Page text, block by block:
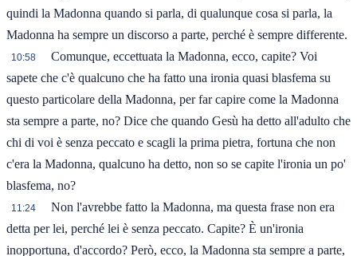
quindi la Madonna quando si parla, di qualunque cosa si parla, la
Madonna ha sempre un discorso a parte, perché è sempre differente.
10:58
Comunque, eccettuata la Madonna, ecco, capite? Voi
sapete che c'è qualcuno che ha fatto una ironia quasi blasfema su
questo particolare della Madonna, per far capire come la Madonna
sta sempre a parte, no? Dice che quando Gesù ha detto all'adulto che
chi di voi è senza peccato e scagli la prima pietra, fortuna che non
c'era la Madonna, qualcuno ha detto, non so se capite l'ironia un po'
blasfema, no?
11:24
Non l'avrebbe fatto la Madonna, ma questa frase non era
detta per lei, perché lei è senza peccato. Capite? È un'ironia
inopportuna, d'accordo? Però, ecco, la Madonna sta sempre a parte,